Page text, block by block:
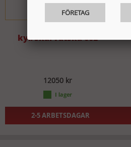
kyl/skärvätska 60L
12050 kr
2-5 ARBETSDAGAR
FÖRETAG